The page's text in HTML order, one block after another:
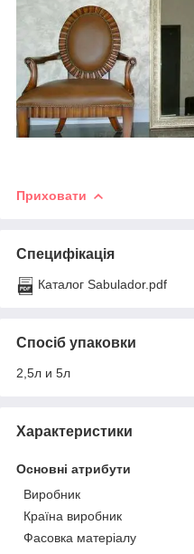
Приховати
Специфікація
Каталог Sabulador.pdf
Спосіб упаковки
2,5л и 5л
Характеристики
Основні атрибути
Виробник
Країна виробник
Фасовка матеріалу